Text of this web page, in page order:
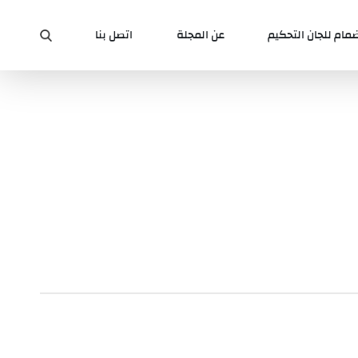
للجان التحكيم عن المجلة اتصل بنا